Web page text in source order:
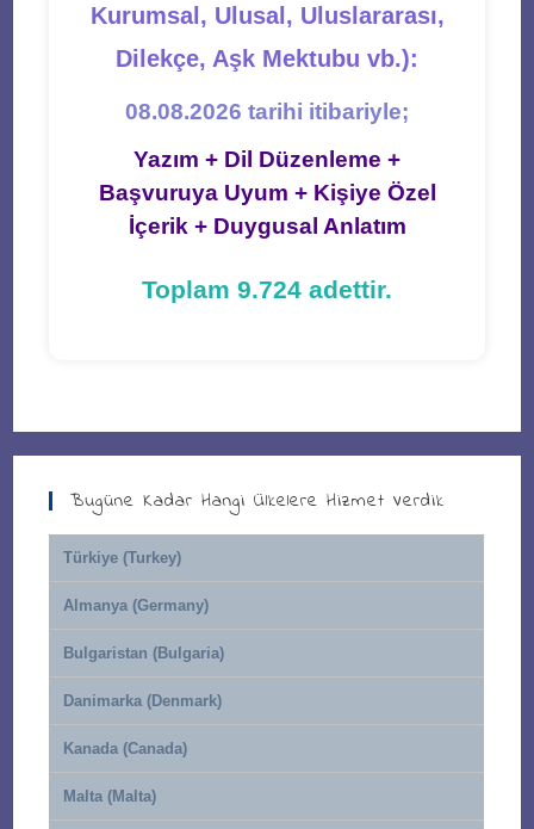
Kurumsal, Ulusal, Uluslararası,
Dilekçe, Aşk Mektubu vb.):
08.08.2026 tarihi itibariyle;
Yazım + Dil Düzenleme +
Başvuruya Uyum + Kişiye Özel
İçerik + Duygusal Anlatım
Toplam 9.724 adettir.
Bugüne Kadar Hangi Ülkelere Hizmet Verdik
Türkiye (Turkey)
Almanya (Germany)
Bulgaristan (Bulgaria)
Danimarka (Denmark)
Kanada (Canada)
Malta (Malta)